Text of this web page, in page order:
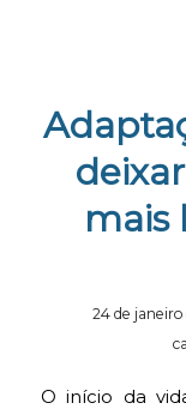
mais
24 de janeiro
O início da